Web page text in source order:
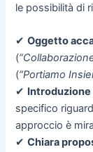
le possibilità di
✔Oggetto
(
(“Portiamo
✔
specifico
approccio è
✔Chiara